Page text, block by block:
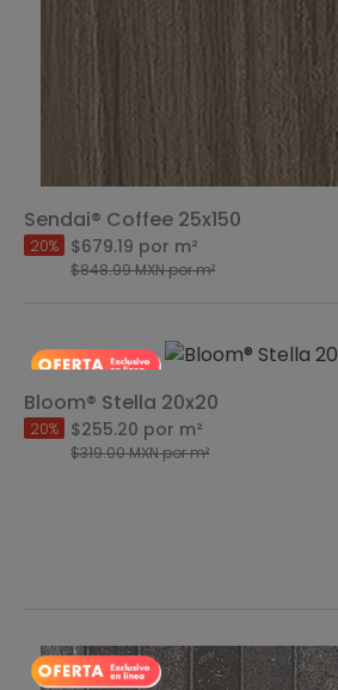
Sendai® Coffee 25x150
20% $679.19 por m²
$848.99MXNpor m²
Bloom® Stella 20x20
20% $255.20 por m²
$319.00MXNpor m²